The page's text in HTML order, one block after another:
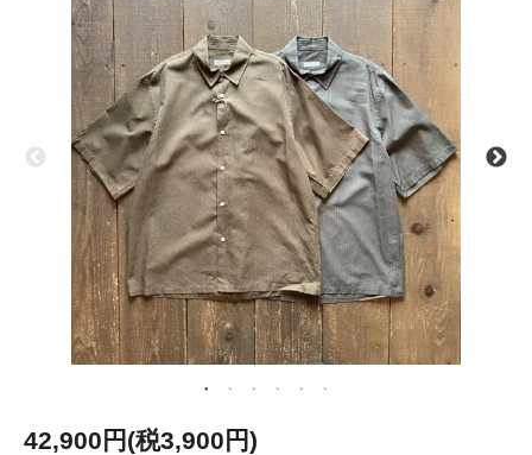
42,900円(税3,900円)